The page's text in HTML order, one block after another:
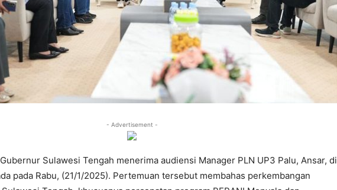
- Advertisement -
Sulawesi Tengah menerima audiensi Manager PLN UP3 Palu, Ansar, di
pada Rabu, (21/1/2025). Pertemuan tersebut membahas perkembangan